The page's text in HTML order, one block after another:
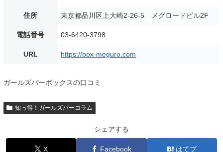
住所 東京都品川区上大崎2-26-5 メグロードビル2F
電話番号 03-6420-3798
URL https://box-meguro.com
ガールズバーボックスの口コミ
知っ得！ガールズバーコラム
シェアする
X Facebook はてブ